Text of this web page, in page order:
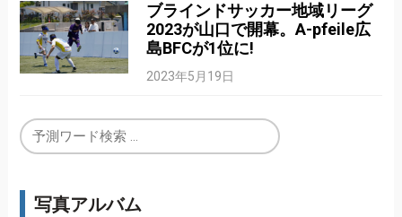
ブラインドサッカー地域リーグ
2023が山口で開幕。A-pfeile広
島BFCが1位に!
2023年5月19日
写真アルバム